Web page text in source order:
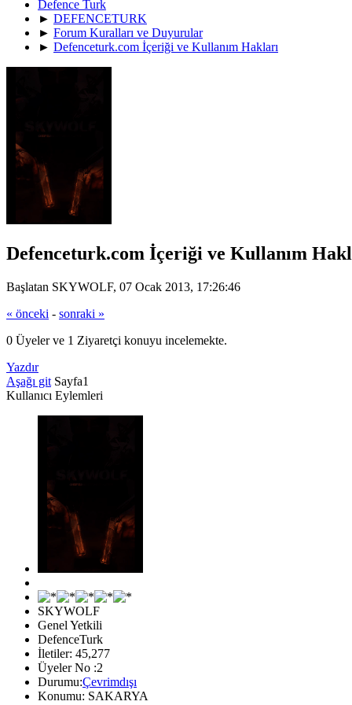
Defence Turk
► DEFENCETURK
► Forum Kuralları ve Duyurular
► Defenceturk.com İçeriği ve Kullanım Hakları
Defenceturk.com İçeriği ve Kullanım
Başlatan SKYWOLF, 07 Ocak 2013, 17:26:46
« önceki - sonraki »
0 Üyeler ve 1 Ziyaretçi konuyu incelemekte.
Yazdır
Aşağı git Sayfa1
Kullanıcı Eylemleri
SKYWOLF
Genel Yetkili
DefenceTurk
İletiler: 45,277
Üyeler No :2
Durumu:Çevrimdışı
Konumu: SAKARYA